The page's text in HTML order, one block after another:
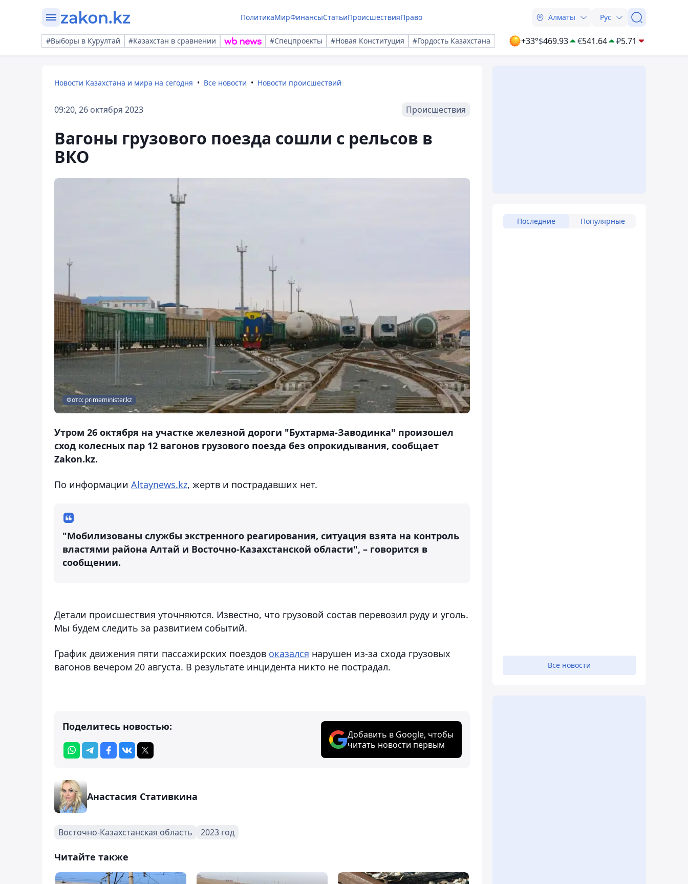
ПолитикаМирФинансыСтатьиПроисшествияПраво Алматы Рус
#Выборы в Курултай #Казахстан в сравнении #Спецпроекты #Новая Конституция #Гордость Казахстана +33°$469.93 €541.64 ₽5.71
Новости Казахстана и мира на сегодня Все новости Новости происшествий
09:20, 26 октября 2023 Происшествия
Вагоны грузового поезда сошли с рельсов в
ВКО
Фото: primeminister.kz
Утром 26 октября на участке железной дороги "Бухтарма-Заводинка" произошел
сход колесных пар 12 вагонов грузового поезда без опрокидывания, сообщает
Zakon.kz.
По информации Altaynews.kz, жертв и пострадавших нет.
"Мобилизованы службы экстренного реагирования, ситуация взята на контроль
властями района Алтай и Восточно-Казахстанской области", – говорится в
сообщении.
Детали происшествия уточняются. Известно, что грузовой состав перевозил руду и уголь.
Мы будем следить за развитием событий.
График движения пяти пассажирских поездов оказался нарушен из-за схода грузовых
вагонов вечером 20 августа. В результате инцидента никто не пострадал.
Поделитесь новостью:
Добавить в Google, чтобы
читать новости первым
Анастасия Стативкина
Восточно-Казахстанская область 2023 год
Читайте также
Последние Популярные
Все новости